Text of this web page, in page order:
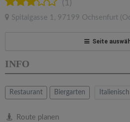
(1)
Spitalgasse 1 , 97199 Ochsenfurt
Seite
INFO
Restaurant Biergarten Italienisch
Route planen
e
a
v